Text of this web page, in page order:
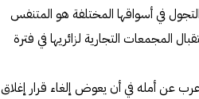
في أسواقها المختلفة هو المتنفس
المجمعات التجارية لزائريها في فترة
عن أمله في أن يعوض إلغاء قرار إغلاق